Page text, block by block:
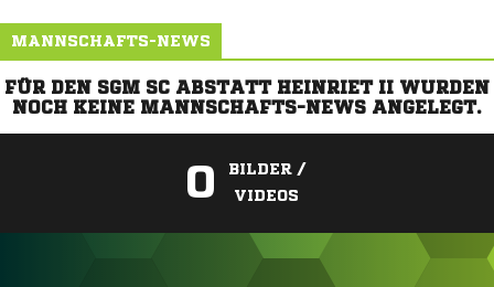
MANNSCHAFTS-NEWS
FÜR DEN SGM SC ABSTATT HEINRIET II WURDEN
NOCH KEINE MANNSCHAFTS-NEWS ANGELEGT.
0
BILDER /
VIDEOS